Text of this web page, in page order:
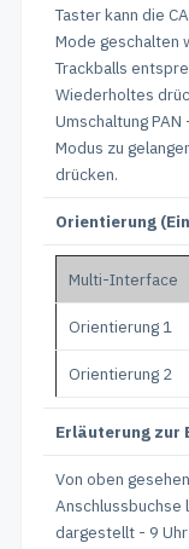
Taster kann die
Mode geschalten
Trackballs
Wiederholtes
Umschaltung PAN
Modus zu
drücken.
Orientierung
Multi-Interface
Orientierung 1
Orientierung 2
Erläuterung zur
Von oben
Anschlussbuchse
dargestellt - 9